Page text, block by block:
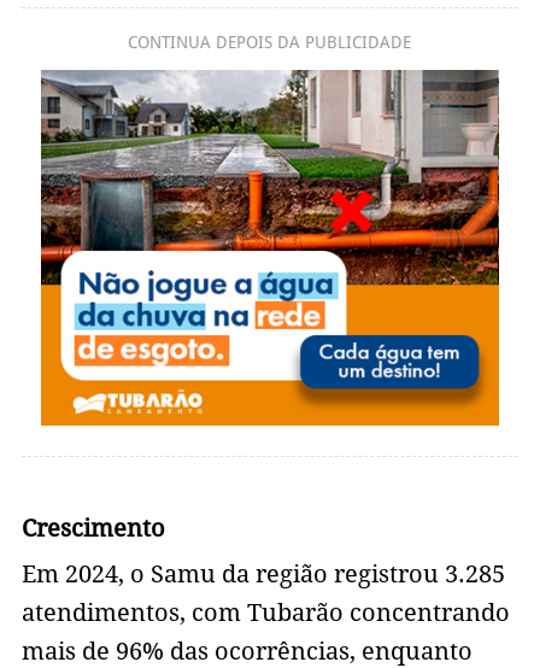
CONTINUA DEPOIS DA PUBLICIDADE
Crescimento
Em 2024, o Samu da região registrou 3.285
atendimentos, com Tubarão concentrando
mais de 96% das ocorrências, enquanto